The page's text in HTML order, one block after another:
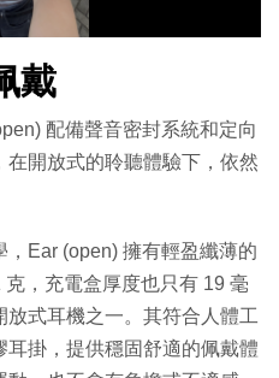
影
片
戴
配備聲音密封系統和定向
開放式的聆聽體驗下，依然
Ear (open) 擁有輕盈纖薄的
，充電盒厚度也只有 19 毫
式耳機之一。其符合人體工
掛，提供穩固舒適的佩戴體